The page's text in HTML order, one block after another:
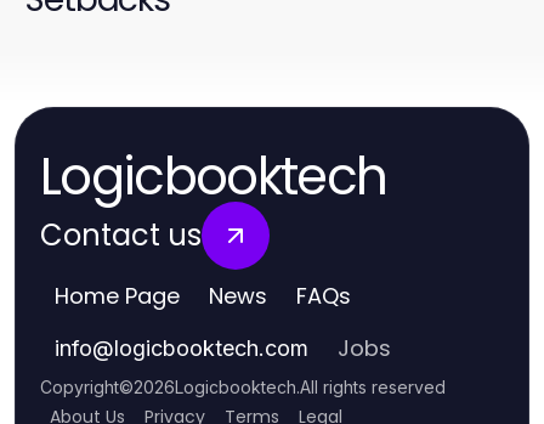
Logicbooktech
Contact us
Home Page News FAQs
info@logicbooktech.com Jobs
Copyright©2026Logicbooktech.All rights reserved
About Us Privacy Terms Legal